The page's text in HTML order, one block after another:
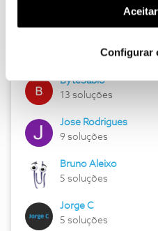
(cookies de publicidade
utilização dos cookies
Configurar
Hall of Fame
17 soluções
ByteSábio
13 soluções
Jose Rodrigues
9 soluções
Bruno Aleixo
5 soluções
Jorge C
5 soluções